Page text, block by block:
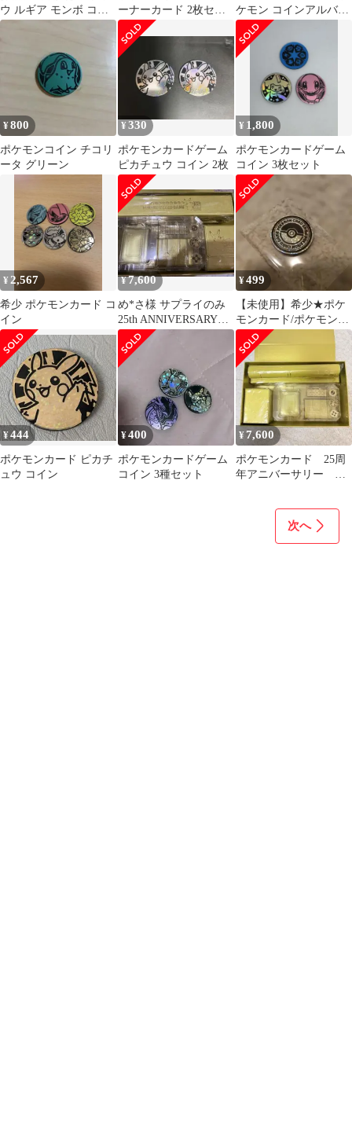
ウ ルギア モンボ コイ
ン
ーナーカード 2枚セッ
ト eカード
ケモン コインアルバ
ム 中国限定
¥800
ポケモンコイン チコリ
ータ グリーン
¥330
ポケモンカードゲーム
ピカチュウ コイン 2枚
¥ 1,800
ポケモンカードゲーム
コイン 3枚セット
¥ 2,567
希少 ポケモンカード コ
イン
¥7,600
め*さ様 サプライのみ
25th ANNIVERSARY
GOLDEN BOX
¥499
【未使用】希少★ポケ
モンカード/ポケモンコ
インコレクション/モン
スターボール
¥444
ポケモンカード ピカチ
ュウ コイン
¥400
ポケモンカードゲーム
コイン 3種セット
¥7,600
ポケモンカード 25周
年アニバーサリー ゴ
次へ